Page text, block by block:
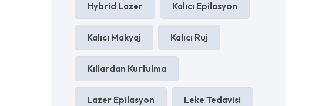
Hybrid Lazer Kalıcı Epilasyon
Kalıcı Makyaj Kalıcı Ruj
Kıllardan Kurtulma
Lazer Epilasyon Leke Tedavisi